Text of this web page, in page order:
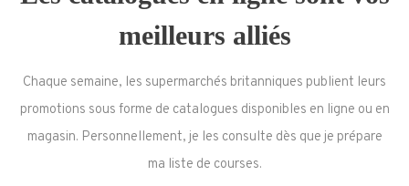
meilleurs alliés
Chaque semaine, les supermarchés britanniques publient leurs
promotions sous forme de catalogues disponibles en ligne ou en
magasin. Personnellement, je les consulte dès que je prépare
ma liste de courses.